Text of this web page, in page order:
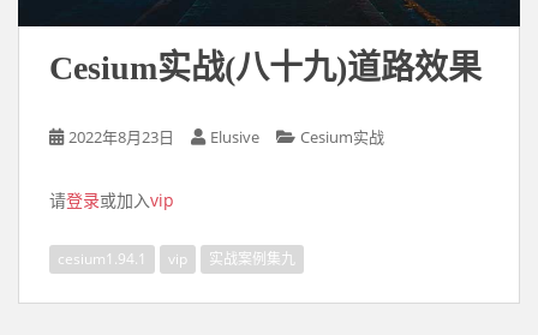
Cesium实战(八十九)道路效果
2022年8月23日 Elusive Cesium实战
请登录或加入vip
cesium1.94.1 vip 实战案例集九